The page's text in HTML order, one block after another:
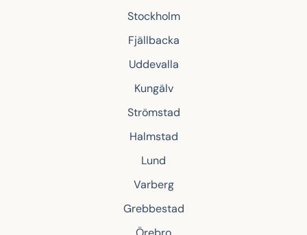
Stockholm
Fjällbacka
Uddevalla
Kungälv
Strömstad
Halmstad
Lund
Varberg
Grebbestad